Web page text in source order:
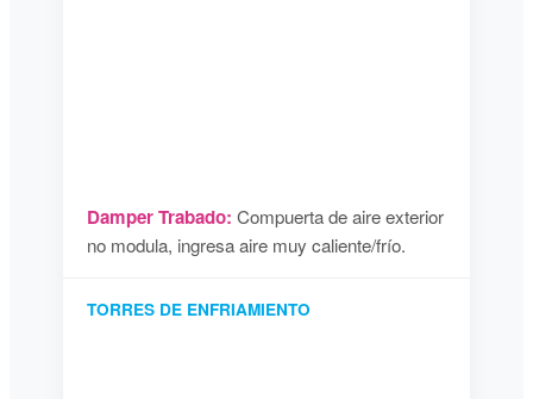
Damper Trabado: Compuerta de aire exterior
no modula, ingresa aire muy caliente/frío.
TORRES DE ENFRIAMIENTO